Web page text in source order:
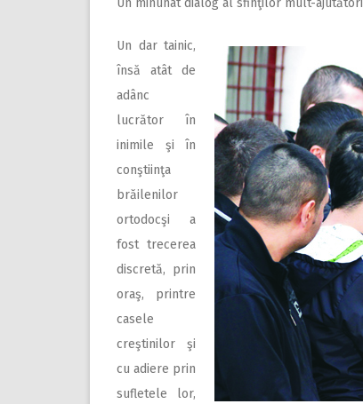
Un minunat dialog al sfinţilor mult-ajutători
Un dar tainic,
însă atât de
adânc
lucrător în
inimile şi în
conştiinţa
brăilenilor
ortodocşi a
fost trecerea
discretă, prin
oraş, printre
casele
creştinilor şi
cu adiere prin
sufletele lor,